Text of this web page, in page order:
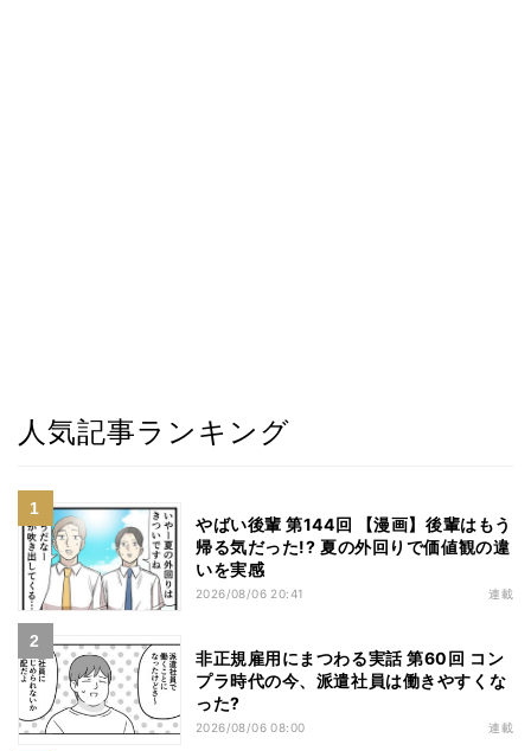
人気記事ランキング
やばい後輩 第144回 【漫画】後輩はもう
帰る気だった!? 夏の外回りで価値観の違
いを実感
2026/08/06 20:41 連載
非正規雇用にまつわる実話 第60回 コン
プラ時代の今、派遣社員は働きやすくな
った?
2026/08/06 08:00 連載